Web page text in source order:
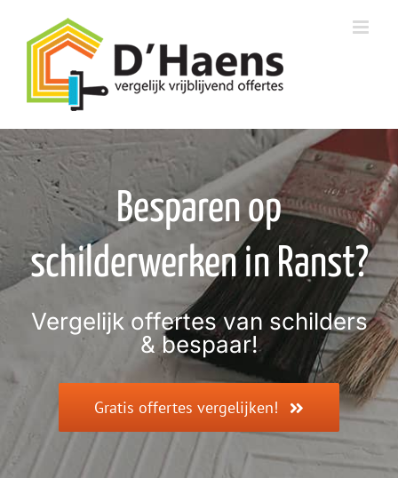
content
Besparen op
schilderwerken in Ranst?
Vergelijk offertes van schilders
& bespaar!
Gratis offertes vergelijken!